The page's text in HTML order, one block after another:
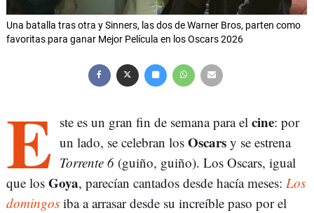
Una batalla tras otra y Sinners, las dos de Warner Bros, parten como
favoritas para ganar Mejor Película en los Oscars 2026
E ste es un gran fin de semana para el cine: por
un lado, se celebran los Oscars y se estrena
Torrente 6 (guiño, guiño). Los Oscars, igual
que los Goya, parecían cantados desde hacía meses: Los
domingos iba a arrasar desde su increíble paso por el